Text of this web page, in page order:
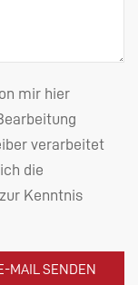
mir hier
verarbeitet
die
Kenntnis